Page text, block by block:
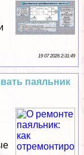
19 07 2026 2:31:49
паяльник